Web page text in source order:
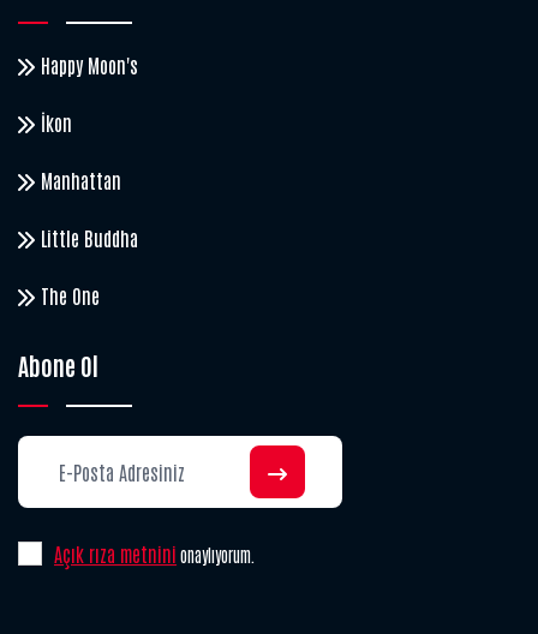
Happy Moon's
İkon
Manhattan
Little Buddha
The One
Abone Ol
Açık rıza metnini onaylıyorum.